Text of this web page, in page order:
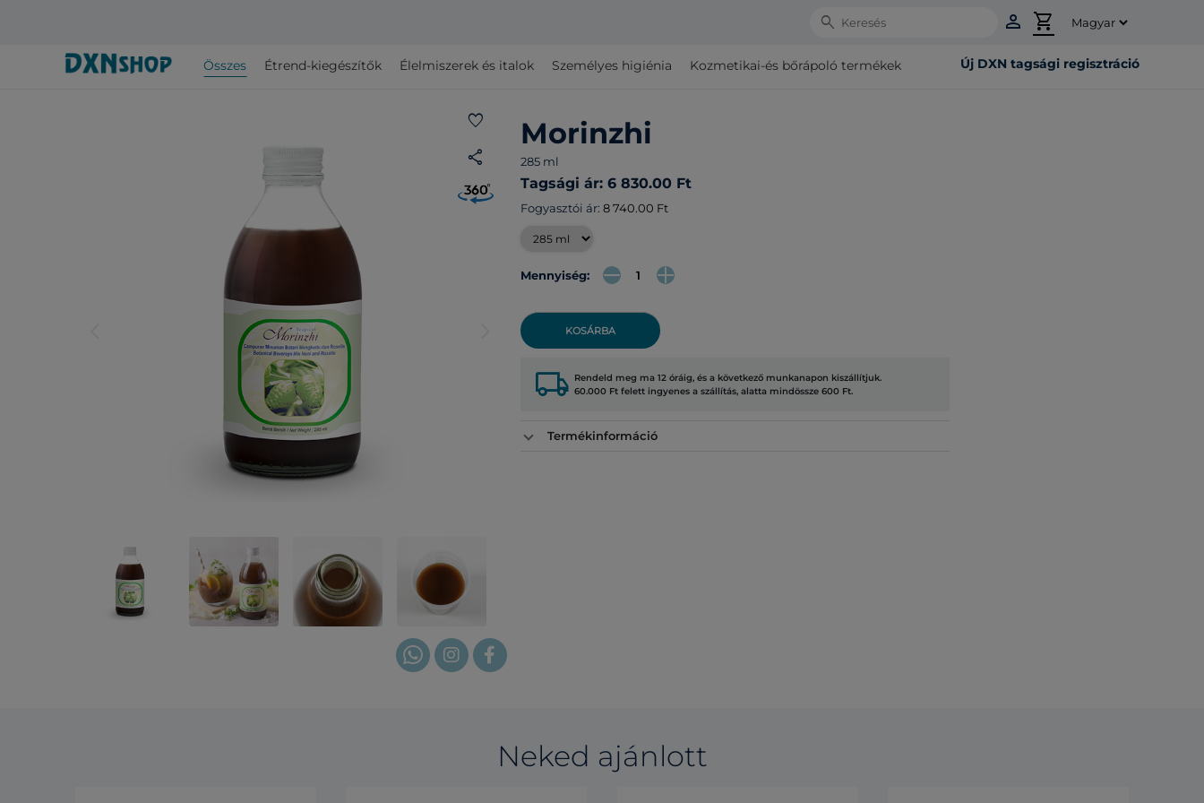
Search person shopping_cart
Összes Étrend-kiegészítők Élelmiszerek és italok Személyes higiénia Kozmetikai-és bőrápoló termékek Új DXN tagsági regisztráció
favorite
share
Morinzhi
285 ml
Tagsági ár: 6 830.00 Ft
Fogyasztói ár: 8 740.00 Ft
Mennyiség:
KOSÁRBA
local_shipping Rendeld meg ma 12 óráig, és a következő munkanapon kiszállítjuk.
60.000 Ft felett ingyenes a szállítás, alatta mindössze 600 Ft.
Termékinformáció
Neked ajánlott